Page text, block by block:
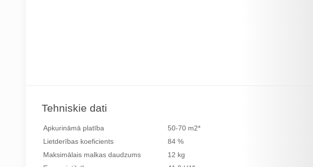
Tehniskie dati
Apkurināmā platība
50-70 m2*
Lietderības koeficients
84 %
Maksimālais malkas daudzums
12 kg